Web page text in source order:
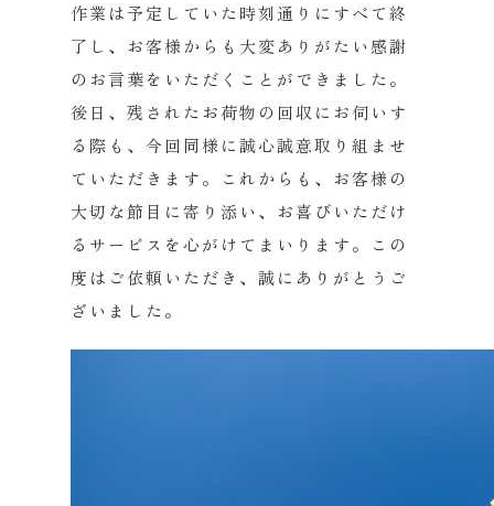
作業は予定していた時刻通りにすべて終
了し、お客様からも大変ありがたい感謝
のお言葉をいただくことができました。
後日、残されたお荷物の回収にお伺いす
る際も、今回同様に誠心誠意取り組ませ
ていただきます。これからも、お客様の
大切な節目に寄り添い、お喜びいただけ
るサービスを心がけてまいります。この
度はご依頼いただき、誠にありがとうご
ざいました。